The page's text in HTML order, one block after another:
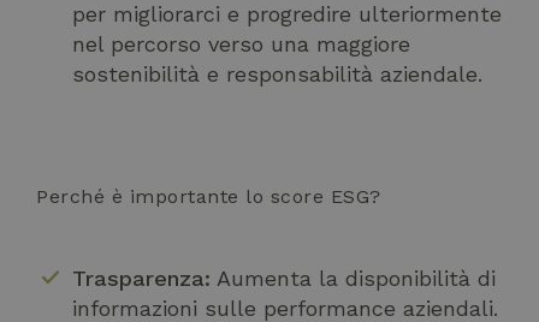
per migliorarci e progredire ulteriormente
nel percorso verso una maggiore
sostenibilità e responsabilità aziendale.
Perché è importante lo score ESG?
Trasparenza: Aumenta la disponibilità di
informazioni sulle performance aziendali.